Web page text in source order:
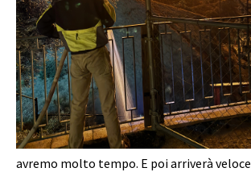
avremo molto tempo. E poi arriverà